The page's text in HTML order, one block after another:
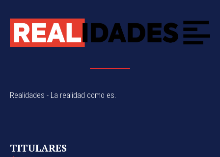
Realidades - La realidad como es.
TITULARES